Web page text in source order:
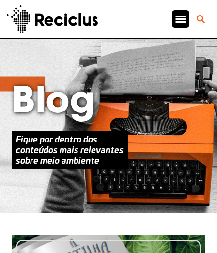
Blog
Fique por dentro dos
conteúdos mais relevantes
sobre meio ambiente